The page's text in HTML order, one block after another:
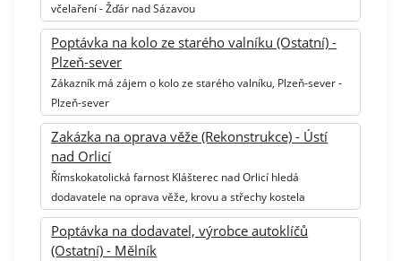
včelaření - Žďár nad Sázavou
Poptávka na kolo ze starého valníku (Ostatní) -
Plzeň-sever
Zákazník má zájem o kolo ze starého valníku, Plzeň-sever -
Plzeň-sever
Zakázka na oprava věže (Rekonstrukce) - Ústí
nad Orlicí
Římskokatolická farnost Klášterec nad Orlicí hledá
dodavatele na oprava věže, krovu a střechy kostela
Poptávka na dodavatel, výrobce autoklíčů
(Ostatní) - Mělník